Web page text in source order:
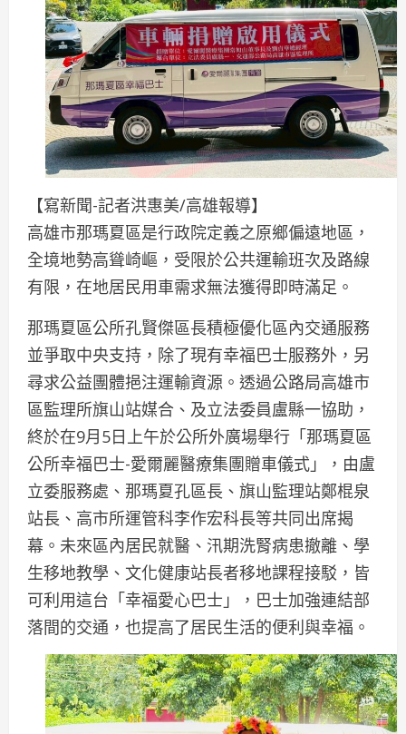
【寫新聞-記者洪惠美/高雄報導】
高雄市那瑪夏區是行政院定義之原鄉偏遠地區，
全境地勢高聳崎嶇，受限於公共運輸班次及路線
有限，在地居民用車需求無法獲得即時滿足。
那瑪夏區公所孔賢傑區長積極優化區內交通服務
並爭取中央支持，除了現有幸福巴士服務外，另
尋求公益團體挹注運輸資源。透過公路局高雄市
區監理所旗山站媒合、及立法委員盧縣一協助，
終於在9月5日上午於公所外廣場舉行「那瑪夏區
公所幸福巴士-愛爾麗醫療集團贈車儀式」，由盧
立委服務處、那瑪夏孔區長、旗山監理站鄭棍泉
站長、高市所運管科李作宏科長等共同出席揭
幕。未來區內居民就醫、汛期洗腎病患撤離、學
生移地教學、文化健康站長者移地課程接駁，皆
可利用這台「幸福愛心巴士」，巴士加強連結部
落間的交通，也提高了居民生活的便利與幸福。